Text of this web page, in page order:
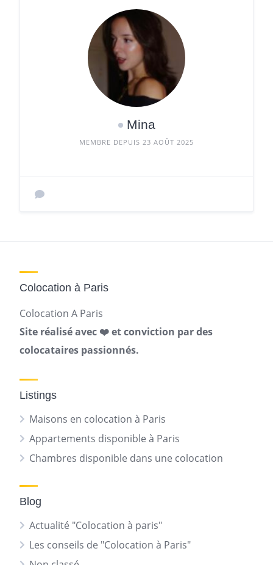
Mina
MEMBRE DEPUIS 23 AOÛT 2025
Colocation à Paris
Colocation A Paris
Site réalisé avec ❤️ et conviction par des
colocataires passionnés.
Listings
Maisons en colocation à Paris
Appartements disponible à Paris
Chambres disponible dans une colocation
Blog
Actualité "Colocation à paris"
Les conseils de "Colocation à Paris"